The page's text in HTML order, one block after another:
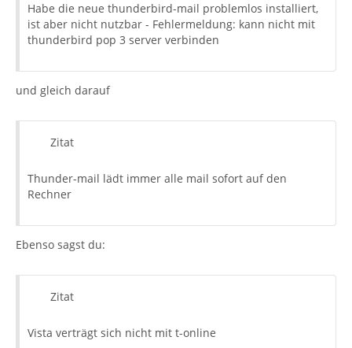
Habe die neue thunderbird-mail problemlos installiert,
ist aber nicht nutzbar - Fehlermeldung: kann nicht mit
thunderbird pop 3 server verbinden
und gleich darauf
Zitat
Thunder-mail lädt immer alle mail sofort auf den
Rechner
Ebenso sagst du:
Zitat
Vista verträgt sich nicht mit t-online